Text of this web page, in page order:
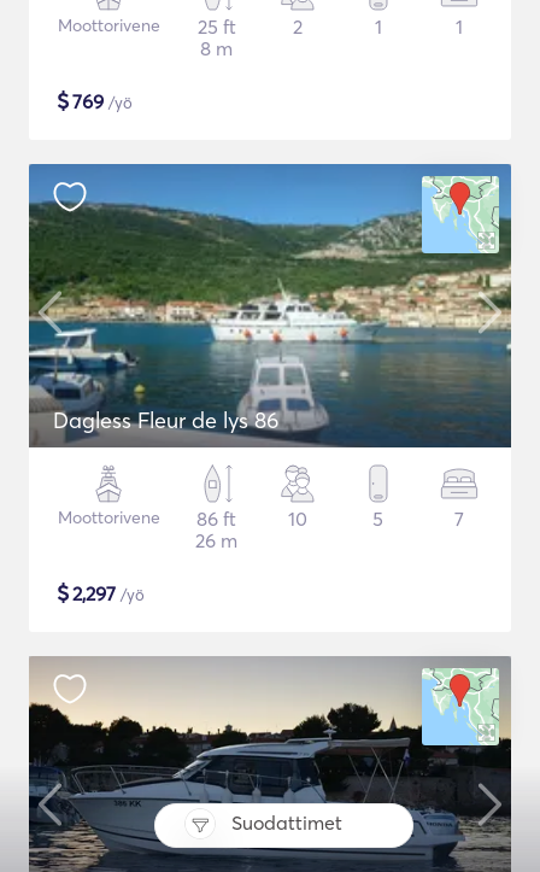
Suodattimet
Moottorivene
25 ft
8 m
2 1 1
$769 /yö
Dagless Fleur de lys 86
Moottorivene
86 ft
26 m
10 5 7
$2,297 /yö